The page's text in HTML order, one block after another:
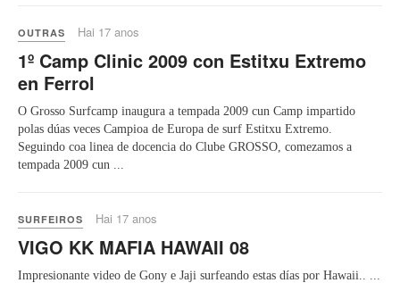
OUTRAS Hai 17 anos
1º Camp Clinic 2009 con Estitxu Extremo
en Ferrol
O Grosso Surfcamp inaugura a tempada 2009 cun Camp impartido
polas dúas veces Campioa de Europa de surf Estitxu Extremo.
Seguindo coa linea de docencia do Clube GROSSO, comezamos a
tempada 2009 cun ...
SURFEIROS Hai 17 anos
VIGO KK MAFIA HAWAII 08
Impresionante video de Gony e Jaji surfeando estas días por Hawaii.. ...